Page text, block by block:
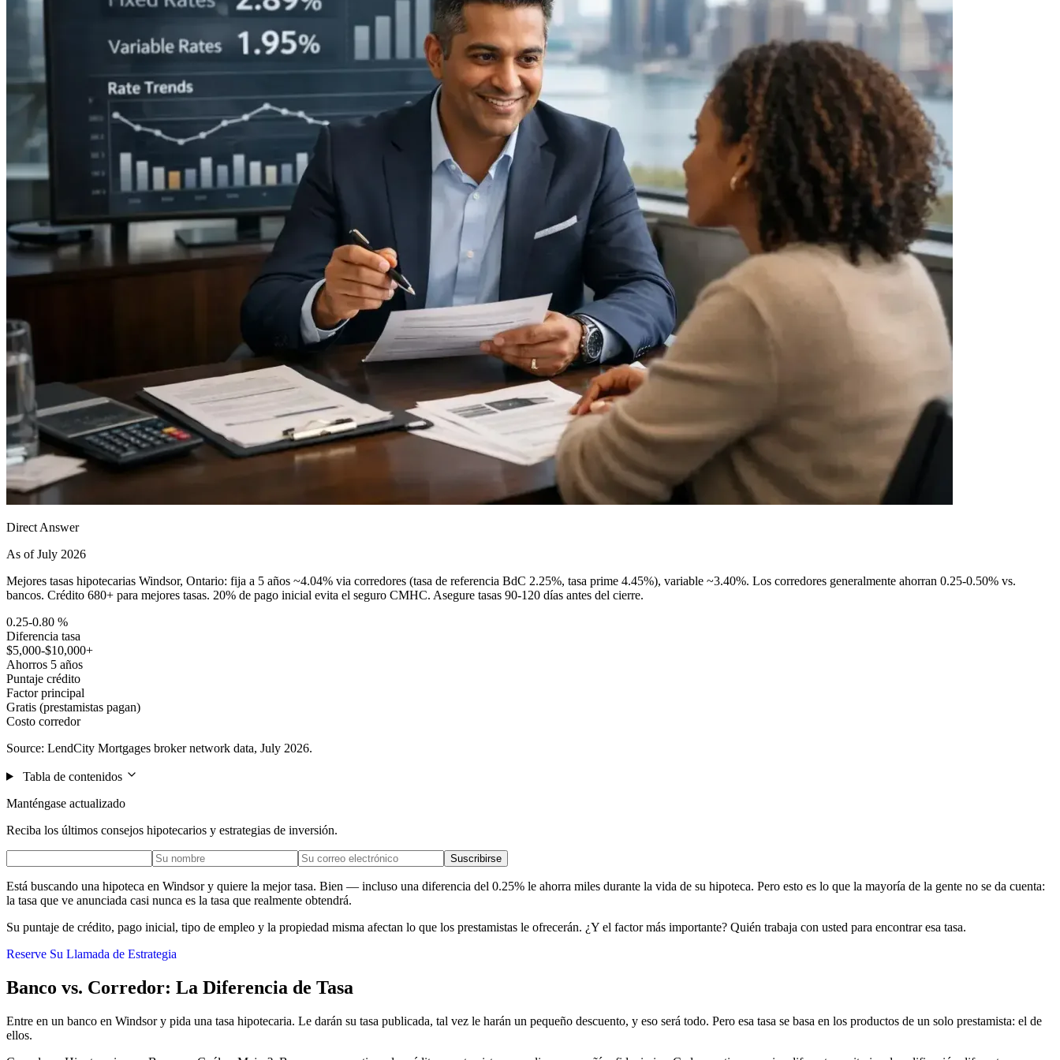
Direct Answer
As of July 2026
Mejores tasas hipotecarias Windsor, Ontario: fija a 5 años ~4.04% via corredores (tasa de referencia BdC 2.25%, tasa prime 4.45%), variable ~3.40%. Los corredores generalmente ahorran 0.25-0.50% vs.
bancos. Crédito 680+ para mejores tasas. 20% de pago inicial evita el seguro CMHC. Asegure tasas 90-120 días antes del cierre.
0.25-0.80 %
Diferencia tasa
$5,000-$10,000+
Ahorros 5 años
Puntaje crédito
Factor principal
Gratis (prestamistas pagan)
Costo corredor
Source: LendCity Mortgages broker network data, July 2026.
Tabla de contenidos
Manténgase actualizado
Reciba los últimos consejos hipotecarios y estrategias de inversión.
Suscribirse
Está buscando una hipoteca en Windsor y quiere la mejor tasa. Bien — incluso una diferencia del 0.25% le ahorra miles durante la vida de su hipoteca. Pero esto es lo que la mayoría de la gente no se da cuenta:
la tasa que ve anunciada casi nunca es la tasa que realmente obtendrá.
Su puntaje de crédito, pago inicial, tipo de empleo y la propiedad misma afectan lo que los prestamistas le ofrecerán. ¿Y el factor más importante? Quién trabaja con usted para encontrar esa tasa.
Reserve Su Llamada de Estrategia
Banco vs. Corredor: La Diferencia de Tasa
Entre en un banco en Windsor y pida una tasa hipotecaria. Le darán su tasa publicada, tal vez le harán un pequeño descuento, y eso será todo. Pero esa tasa se basa en los productos de un solo prestamista: el de
ellos.